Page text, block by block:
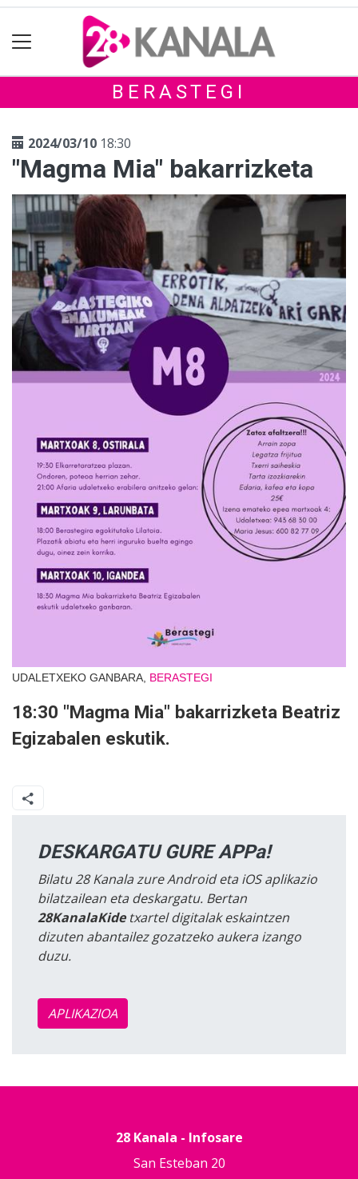
BERASTEGI
2024/03/10 18:30
"Magma Mia" bakarrizketa
UDALETXEKO GANBARA, BERASTEGI
18:30 "Magma Mia" bakarrizketa Beatriz
Egizabalen eskutik.
DESKARGATU GURE APPa!
Bilatu 28 Kanala zure Android eta iOS aplikazio
bilatzailean eta deskargatu. Bertan
28KanalaKidetxartel digitalak eskaintzen
dizuten abantailez gozatzeko aukera izango
duzu.
APLIKAZIOA
28 Kanala - Infosare
San Esteban 20